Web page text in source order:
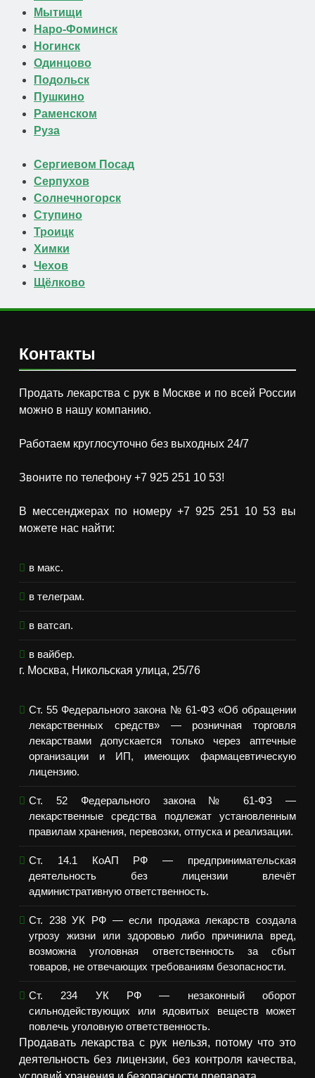
Мытищи
Наро-Фоминск
Ногинск
Одинцово
Подольск
Пушкино
Раменском
Руза
Сергиевом Посад
Серпухов
Солнечногорск
Ступино
Троицк
Химки
Чехов
Щёлково
Контакты
Продать лекарства с рук в Москве и по всей России
можно в нашу компанию.
Работаем круглосуточно без выходных 24/7
Звоните по телефону +7 925 251 10 53!
В мессенджерах по номеру +7 925 251 10 53 вы
можете нас найти:
в макс.
в телеграм.
в ватсап.
в вайбер.
г. Москва, Никольская улица, 25/76
Ст. 55 Федерального закона № 61-ФЗ «Об обращении
лекарственных средств» — розничная торговля
лекарствами допускается только через аптечные
организации и ИП, имеющих фармацевтическую
лицензию.
Ст. 52 Федерального закона № 61-ФЗ —
лекарственные средства подлежат установленным
правилам хранения, перевозки, отпуска и реализации.
Ст. 14.1 КоАП РФ — предпринимательская
деятельность без лицензии влечёт
административную ответственность.
Ст. 238 УК РФ — если продажа лекарств создала
угрозу жизни или здоровью либо причинила вред,
возможна уголовная ответственность за сбыт
товаров, не отвечающих требованиям безопасности.
Ст. 234 УК РФ — незаконный оборот
сильнодействующих или ядовитых веществ может
повлечь уголовную ответственность.
Продавать лекарства с рук нельзя, потому что это
деятельность без лицензии, без контроля качества,